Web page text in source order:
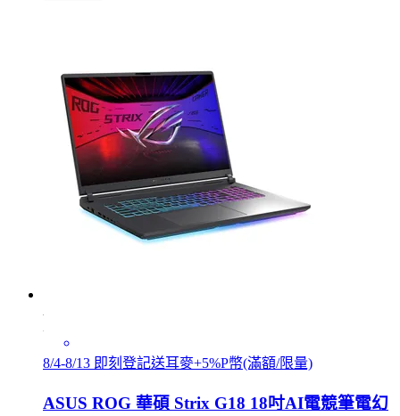
8/4-8/13 即刻登記送耳麥+5%P幣(滿額/限量)
ASUS ROG 華碩 Strix G18 18吋AI電競筆電幻